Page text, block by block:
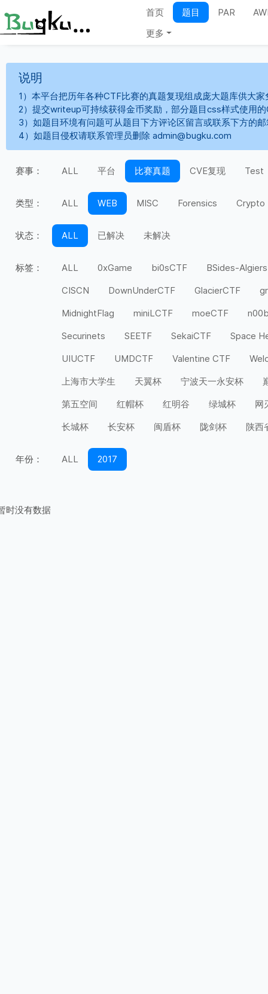
首页 题目 PAR
更多
说明
1）本平台把历年各种CTF比赛的真题复现组成庞大题库供大
2）提交writeup可持续获得金币奖励，部分题目css样式使用
3）如题目环境有问题可从题目下方评论区留言或联系下方的
4）如题目侵权请联系管理员删除 admin@bugku.com
赛事： ALL 平台 比赛真题 CVE复现 Test
类型： ALL WEB MISC Forensics Crypto
状态： ALL 已解决 未解决
标签： ALL 0xGame bi0sCTF
BSides-Algiers
CISCN
DownUnderCTF GlacierCTF
MidnightFlag
miniLCTF moeCTF
Securinets
SEETF SekaiCTF
Space
UIUCTF
UMDCTF Valentine CTF
上海市大学生
天翼杯 宁波天一永安杯
第五空间
红帽杯 红明谷 绿城杯
网
长城杯
长安杯 闽盾杯 陇剑杯 陕西
年份： ALL 2017
时没有数据